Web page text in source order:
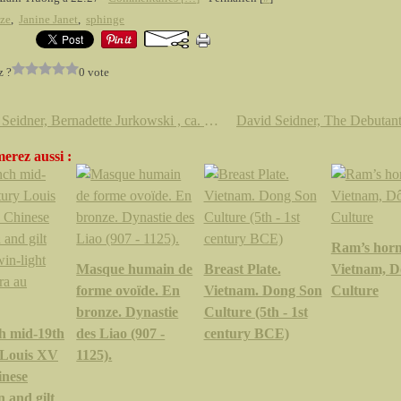
, Janine Janet, sphinge
? 0 vote
David Seidner, Bernadette Jurkowski , ca. 1995
aussi :
mid-19th
XV
and gilt
Masque humain de
forme ovoïde. En
bronze. Dynastie
des Liao (907 -
1125).
Breast Plate.
Vietnam. Dong Son
Culture (5th - 1st
century BCE)
Ram’s
Vietnam,
Culture